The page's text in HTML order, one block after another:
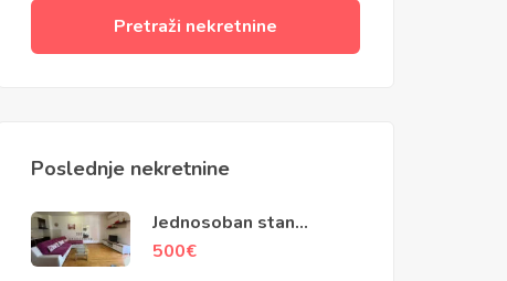
Pretraži nekretnine
Poslednje nekretnine
Jednosoban stan
površine 50m2, City
500€